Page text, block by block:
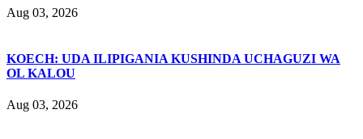
Aug 03, 2026
KOECH: UDA ILIPIGANIA KUSHINDA UCHAGUZI WA
OL KALOU
Aug 03, 2026